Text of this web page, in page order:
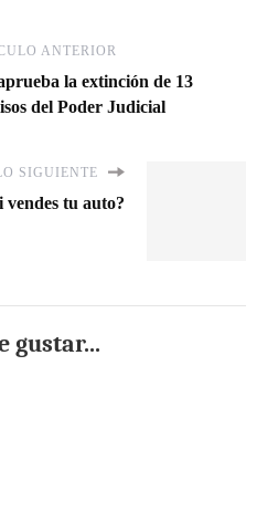
ANTERIOR
la extinción de 13
del Poder Judicial
SIGUIENTE
vendes tu auto?
gustar...